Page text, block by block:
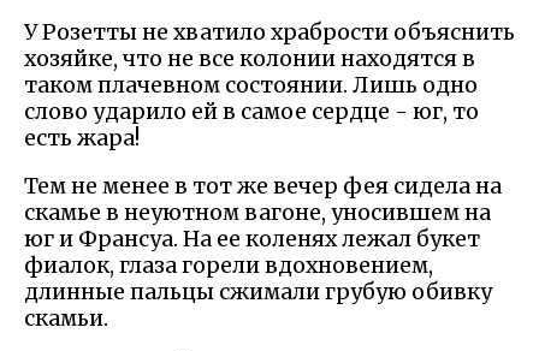
У Розетты не хватило храбрости объяснить
хозяйке, что не все колонии находятся в
таком плачевном состоянии. Лишь одно
слово ударило ей в самое сердце - юг, то
есть жара!
Тем не менее в тот же вечер фея сидела на
скамье в неуютном вагоне, уносившем на
юг и Франсуа. На ее коленях лежал букет
фиалок, глаза горели вдохновением,
длинные пальцы сжимали грубую обивку
скамьи.